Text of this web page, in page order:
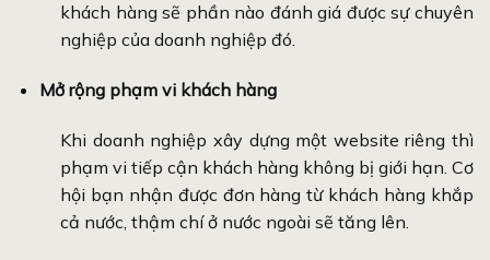
khách hàng sẽ phần nào đánh giá được sự chuyên
nghiệp của doanh nghiệp đó.
Mở rộng phạm vi khách hàng
Khi doanh nghiệp xây dựng một website riêng thì
phạm vi tiếp cận khách hàng không bị giới hạn. Cơ
hội bạn nhận được đơn hàng từ khách hàng khắp
cả nước, thậm chí ở nước ngoài sẽ tăng lên.